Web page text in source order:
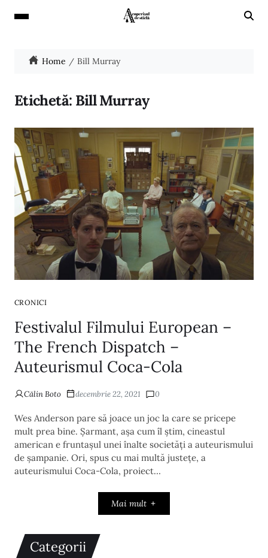
Home Bill Murray
Etichetă: Bill Murray
CRONICI
Festivalul Filmului European –
The French Dispatch –
Auteurismul Coca-Cola
Călin Boto decembrie 22, 2021 0
Wes Anderson pare să joace un joc la care se pricepe
mult prea bine. Șarmant, așa cum îl știm, cineastul
american e fruntașul unei înalte societăți a auteurismului
de șampanie. Ori, spus cu mai multă justețe, a
auteurismului Coca-Cola, proiect…
Mai mult
Categorii